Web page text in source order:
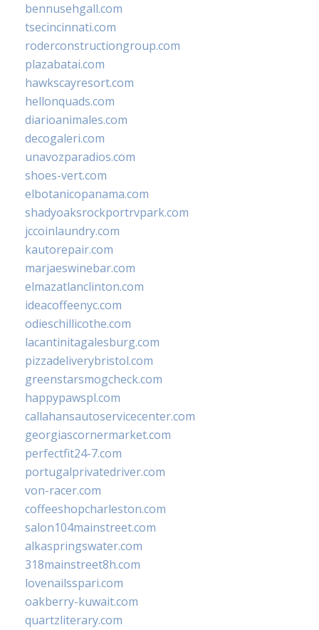
bennusehgall.com
tsecincinnati.com
roderconstructiongroup.com
plazabatai.com
hawkscayresort.com
hellonquads.com
diarioanimales.com
decogaleri.com
unavozparadios.com
shoes-vert.com
elbotanicopanama.com
shadyoaksrockportrvpark.com
jccoinlaundry.com
kautorepair.com
marjaeswinebar.com
elmazatlanclinton.com
ideacoffeenyc.com
odieschillicothe.com
lacantinitagalesburg.com
pizzadeliverybristol.com
greenstarsmogcheck.com
happypawspl.com
callahansautoservicecenter.com
georgiascornermarket.com
perfectfit24-7.com
portugalprivatedriver.com
von-racer.com
coffeeshopcharleston.com
salon104mainstreet.com
alkaspringswater.com
318mainstreet8h.com
lovenailsspari.com
oakberry-kuwait.com
quartzliterary.com